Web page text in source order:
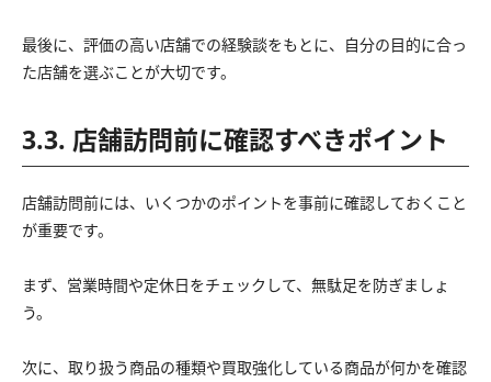
最後に、評価の高い店舗での経験談をもとに、自分の目的に合っ
た店舗を選ぶことが大切です。
3.3. 店舗訪問前に確認すべきポイント
店舗訪問前には、いくつかのポイントを事前に確認しておくこと
が重要です。
まず、営業時間や定休日をチェックして、無駄足を防ぎましょ
う。
次に、取り扱う商品の種類や買取強化している商品が何かを確認